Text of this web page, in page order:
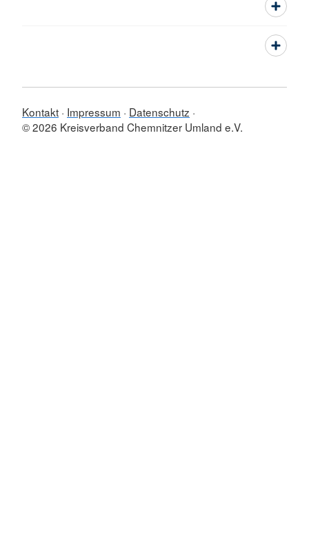
Kontakt Impressum
Datenschutz
© 2026 Kreisverband Chemnitzer Umland e.V.